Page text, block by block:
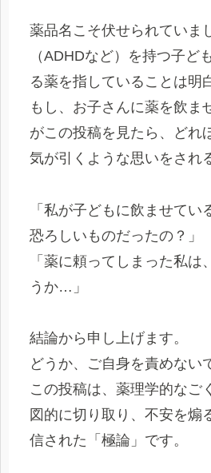
薬品名こそ伏せられていま
（ADHDなど）を持つ子ど
る薬を指していることは明
もし、お子さんに薬を飲ま
がこの投稿を見たら、どれ
気が引くような思いをされ
「私が子どもに飲ませてい
恐ろしいものだったの？」
「薬に頼ってしまった私は
うか…」
結論から申し上げます。
どうか、ご自身を責めない
この投稿は、薬理学的なご
図的に切り取り、不安を煽
信された「極論」です。